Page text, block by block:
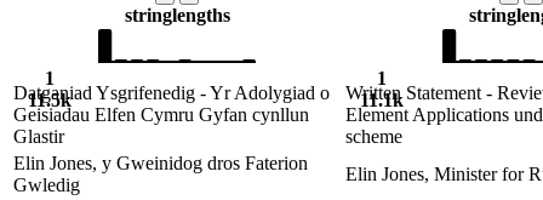
stringlengths
1
11.5k
string
1
11.1k
Datganiad Ysgrifenedig - Yr Adolygiad o
Geisiadau Elfen Cymru Gyfan cynllun
Glastir
Written Statement -
Element Applications
scheme
Elin Jones, y Gweinidog dros Faterion
Gwledig
Elin Jones, Minister for